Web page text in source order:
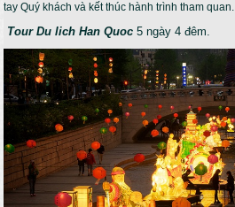
tay Quý khách và kết thúc hành trình tham quan.
Tour Du lich Han Quoc 5 ngày 4 đêm.